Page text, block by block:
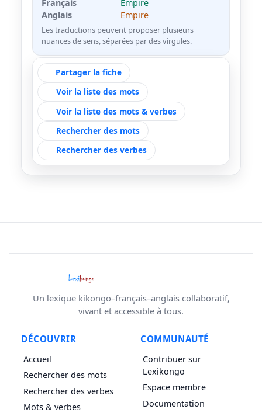
Français
Empire
Anglais
Empire
Les traductions peuvent proposer plusieurs
nuances de sens, séparées par des virgules.
Partager la fiche
Voir la liste des mots
Voir la liste des mots & verbes
Rechercher des mots
Rechercher des verbes
Un lexique kikongo–français–anglais collaboratif,
vivant et accessible à tous.
DÉCOUVRIR
Accueil
Rechercher des mots
Rechercher des verbes
Mots & verbes
COMMUNAUTÉ
Contribuer sur
Lexikongo
Espace membre
Documentation